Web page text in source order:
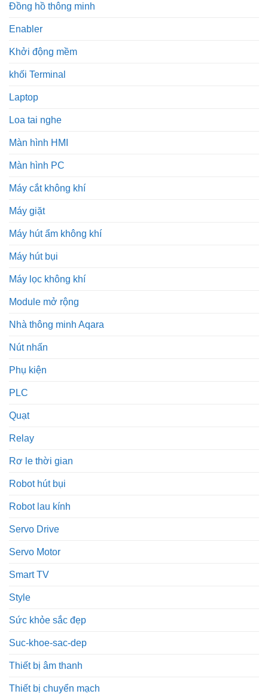
Đồng hồ thông minh
Enabler
Khởi động mềm
khối Terminal
Laptop
Loa tai nghe
Màn hình HMI
Màn hình PC
Máy cắt không khí
Máy giặt
Máy hút ẩm không khí
Máy hút bụi
Máy lọc không khí
Module mở rộng
Nhà thông minh Aqara
Nút nhấn
Phụ kiện
PLC
Quạt
Relay
Rơ le thời gian
Robot hút bụi
Robot lau kính
Servo Drive
Servo Motor
Smart TV
Style
Sức khỏe sắc đẹp
Suc-khoe-sac-dep
Thiết bị âm thanh
Thiết bị chuyển mạch